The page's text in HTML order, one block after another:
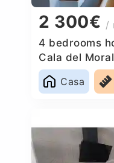
2 300€ /
4 bedrooms
Cala del
Casa